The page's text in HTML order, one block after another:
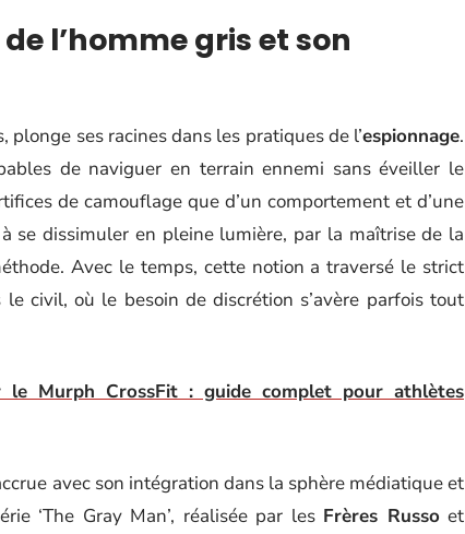
l’homme gris et son
plonge ses racines dans les pratiques de l’espionnage.
de naviguer en terrain ennemi sans éveiller le
de camouflage que d’un comportement et d’une
se dissimuler en pleine lumière, par la maîtrise de la
Avec le temps, cette notion a traversé le strict
le civil, où le besoin de discrétion s’avère parfois tout
le Murph CrossFit : guide complet pour athlètes
avec son intégration dans la sphère médiatique et
‘The Gray Man’, réalisée par les Frères Russo et